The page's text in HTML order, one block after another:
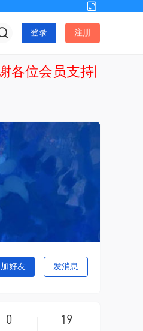
换
到
版
登录 注册
各位会员支持网站发
加好友 发消息
0 19